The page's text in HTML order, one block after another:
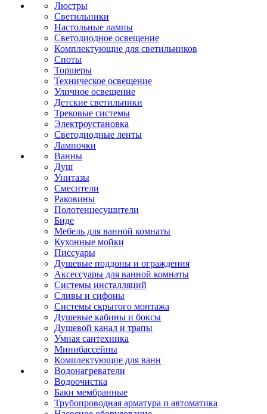
Люстры
Светильники
Настольные лампы
Светодиодное освещение
Комплектующие для светильников
Споты
Торшеры
Техническое освещение
Уличное освещение
Детские светильники
Трековые системы
Электроустановка
Светодиодные ленты
Лампочки
Ванны
Душ
Унитазы
Смесители
Раковины
Полотенцесушители
Биде
Мебель для ванной комнаты
Кухонные мойки
Писсуары
Душевые поддоны и ограждения
Аксессуары для ванной комнаты
Системы инсталляций
Сливы и сифоны
Системы скрытого монтажа
Душевые кабины и боксы
Душевой канал и трапы
Умная сантехника
Минибассейны
Комплектующие для ванн
Водонагреватели
Водоочистка
Баки мембранные
Трубопроводная арматура и автоматика